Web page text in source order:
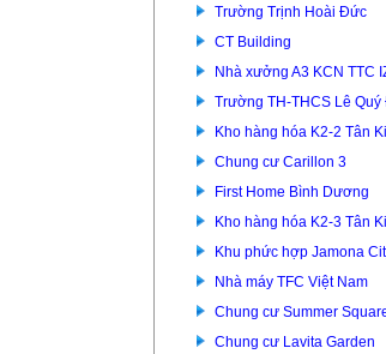
Trường Trịnh Hoài Đức
CT Building
Nhà xưởng A3 KCN TTC
Trường TH-THCS Lê Quý
Kho hàng hóa K2-2 Tân
Chung cư Carillon 3
First Home Bình Dương
Kho hàng hóa K2-3 Tân
Khu phức hợp Jamona
Nhà máy TFC Việt Nam
Chung cư Summer
Chung cư Lavita Garden